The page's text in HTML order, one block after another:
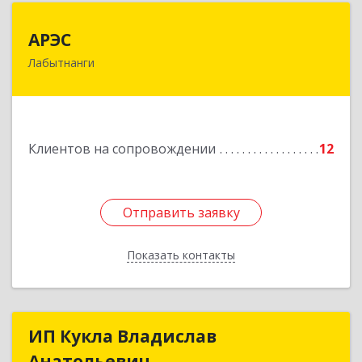
АРЭС
Лабытнанги
Клиентов на сопровождении 12
Отправить заявку
Показать контакты
629400, Ямало-Ненецкий АО, Лабытнанги г,
Отправить заявку
Назад
ИП Кукла ВладиславИП Кукла Владислав